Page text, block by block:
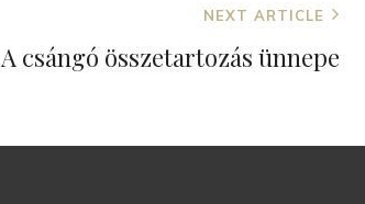
NEXT ARTICLE
A csángó összetartozás ünnepe